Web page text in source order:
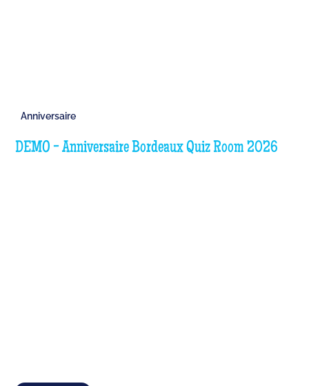
Anniversaire
DEMO - Anniversaire Bordeaux Quiz Room 2026